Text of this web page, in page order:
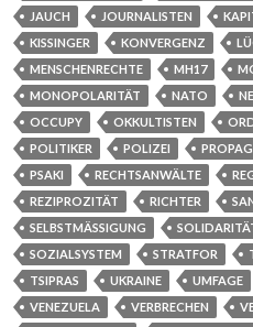
JAUCH
JOURNALISTEN
KISSINGER
KONVERGENZ
MENSCHENRECHTE
MH17
MONOPOLARITÄT
NATO
OCCUPY
OKKULTISTEN
POLITIKER
POLIZEI
PSAKI
RECHTSANWÄLTE
REZIPROZITÄT
RICHTER
SELBSTMÄSSIGUNG
SOZIALSYSTEM
STRATFOR
TSIPRAS
UKRAINE UMFAGE
VENEZUELA
VERBRECHEN